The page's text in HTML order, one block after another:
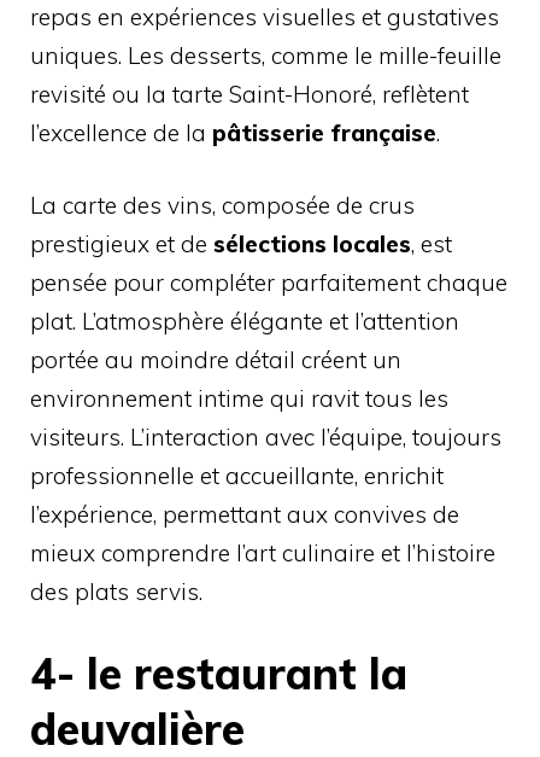
repas en expériences visuelles et gustatives
uniques. Les desserts, comme le mille-feuille
revisité ou la tarte Saint-Honoré, reflètent
l’excellence de la pâtisserie française.
La carte des vins, composée de crus
prestigieux et de sélections locales, est
pensée pour compléter parfaitement chaque
plat. L’atmosphère élégante et l’attention
portée au moindre détail créent un
environnement intime qui ravit tous les
visiteurs. L’interaction avec l’équipe, toujours
professionnelle et accueillante, enrichit
l’expérience, permettant aux convives de
mieux comprendre l’art culinaire et l’histoire
des plats servis.
4- le restaurant la
deuvalière